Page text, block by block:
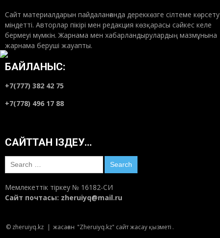
Сайт материалдарын пайдаланғанда дереккөзге сілтеме көрсету
міндетті. Авторлар пікірі мен редакция көзқарасы сәйкес келе
бермеуі мүмкін. Жарнама мен хабарландырулардың мазмұнына
жарнама беруші жауапты.
БАЙЛАНЫС:
+7(777) 382 42 75
+7(778) 496 17 88
САЙТТАН ІЗДЕУ…
Search
for:
Мемлекеттік тіркеу № 16182-СИ
Сайт почтасы: zheruiyq@mail.ru
© zheruiyq.kz | жасаған "Zheruiyq.kz" сайт жасау қызметі .